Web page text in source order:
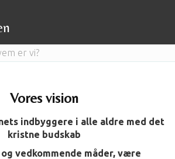
er vi?
Vores vision
indbyggere i alle aldre med det
kristne budskab
vedkommende måder, være